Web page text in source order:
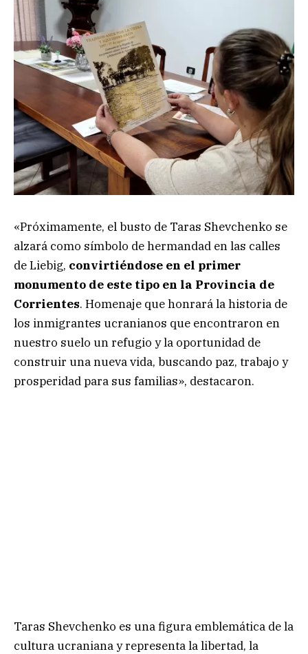
«Próximamente, el busto de Taras Shevchenko se
alzará como símbolo de hermandad en las calles
de Liebig, convirtiéndose en el primer
monumento de este tipo en la Provincia de
Corrientes. Homenaje que honrará la historia de
los inmigrantes ucranianos que encontraron en
nuestro suelo un refugio y la oportunidad de
construir una nueva vida, buscando paz, trabajo y
prosperidad para sus familias», destacaron.
Taras Shevchenko es una figura emblemática de la
cultura ucraniana y representa la libertad, la